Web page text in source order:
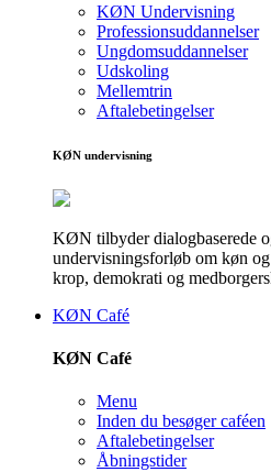
KØN Undervisning
Professionsuddannelser
Ungdomsuddannelser
Udskoling
Mellemtrin
Aftalebetingelser
KØN undervisning
KØN tilbyder dialogbaserede
undervisningsforløb om køn
krop, demokrati og
KØN Café
KØN Café
Menu
Inden du besøger caféen
Aftalebetingelser
Åbningstider